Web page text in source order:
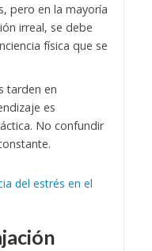
pero en la mayoría
irreal, se debe
física que se
tarden en
es
No confundir
del estrés en el